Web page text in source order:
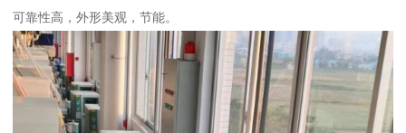
可靠性高，外形美观，节能。